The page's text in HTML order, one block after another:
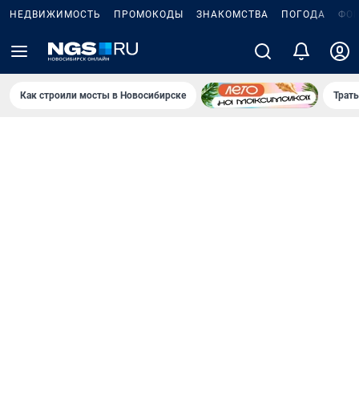
НЕДВИЖИМОСТЬ ПРОМОКОДЫ ЗНАКОМСТВА ПОГОДА
Как строили мосты в Новосибирске